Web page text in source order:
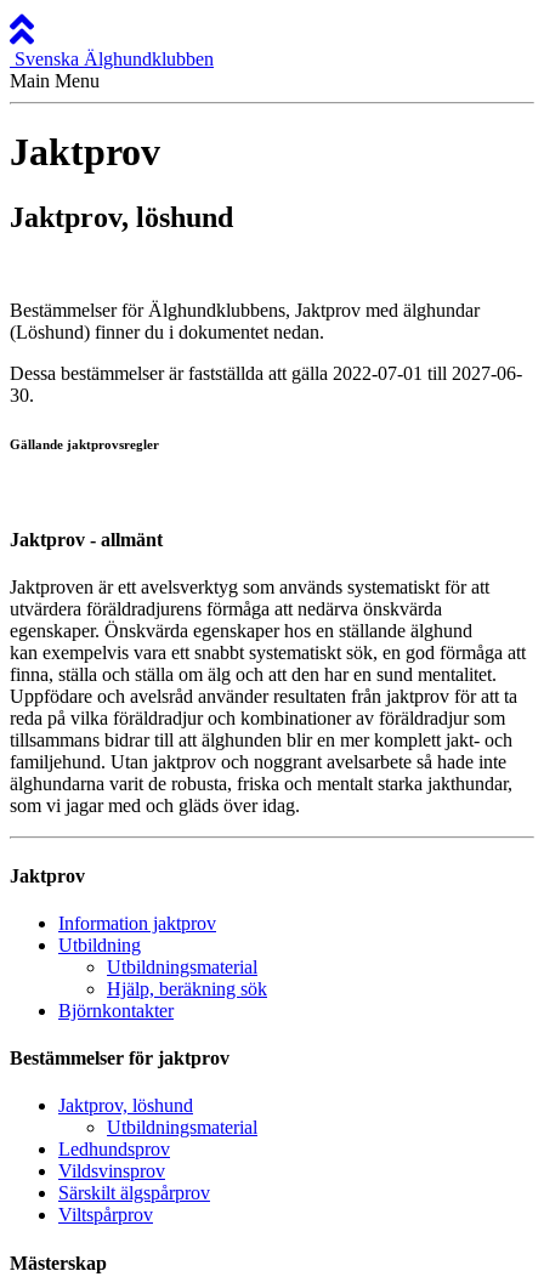
Svenska Älghundklubben
Main Menu
Jaktprov
Jaktprov, löshund
Bestämmelser för Älghundklubbens, Jaktprov med älghundar
(Löshund) finner du i dokumentet nedan.
Dessa bestämmelser är fastställda att gälla 2022-07-01 till 2027-06-
30.
Gällande jaktprovsregler
Jaktprov - allmänt
Jaktproven är ett avelsverktyg som används systematiskt för att
utvärdera föräldradjurens förmåga att nedärva önskvärda
egenskaper. Önskvärda egenskaper hos en ställande älghund
kan exempelvis vara ett snabbt systematiskt sök, en god förmåga att
finna, ställa och ställa om älg och att den har en sund mentalitet.
Uppfödare och avelsråd använder resultaten från jaktprov för att ta
reda på vilka föräldradjur och kombinationer av föräldradjur som
tillsammans bidrar till att älghunden blir en mer komplett jakt- och
familjehund. Utan jaktprov och noggrant avelsarbete så hade inte
älghundarna varit de robusta, friska och mentalt starka jakthundar,
som vi jagar med och gläds över idag.
Jaktprov
Information jaktprov
Utbildning
Utbildningsmaterial
Hjälp, beräkning sök
Björnkontakter
Bestämmelser för jaktprov
Jaktprov, löshund
Utbildningsmaterial
Ledhundsprov
Vildsvinsprov
Särskilt älgspårprov
Viltspårprov
Mästerskap